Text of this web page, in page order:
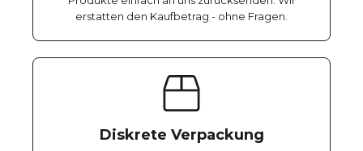
erstatten den Kaufbetrag - ohne Fragen.
Diskrete Verpackung